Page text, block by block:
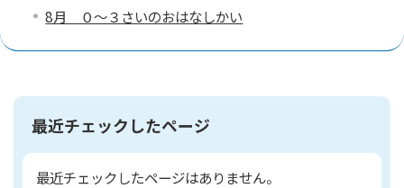
8月 ０～３さいのおはなしかい
最近チェックしたページ
最近チェックしたページはありません。